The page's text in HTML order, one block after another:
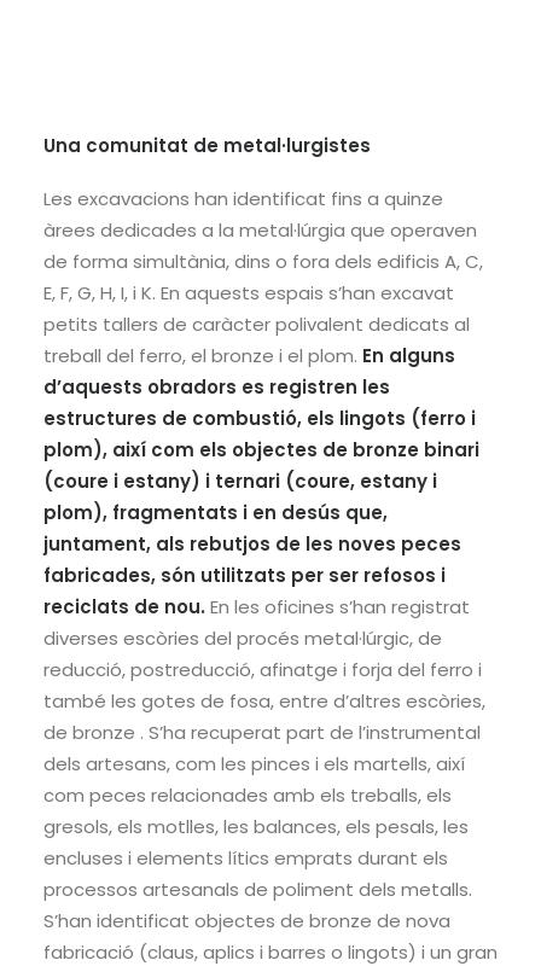
Una comunitat de metal·lurgistes
Les excavacions han identificat fins a quinze
àrees dedicades a la metal·lúrgia que operaven
de forma simultània, dins o fora dels edificis A, C,
E, F, G, H, I, i K. En aquests espais s’han excavat
petits tallers de caràcter polivalent dedicats al
treball del ferro, el bronze i el plom. En alguns
d’aquests obradors es registren les
estructures de combustió, els lingots (ferro i
plom), així com els objectes de bronze binari
(coure i estany) i ternari (coure, estany i
plom), fragmentats i en desús que,
juntament, als rebutjos de les noves peces
fabricades, són utilitzats per ser refosos i
reciclats de nou. En les oficines s’han registrat
diverses escòries del procés metal·lúrgic, de
reducció, postreducció, afinatge i forja del ferro i
també les gotes de fosa, entre d’altres escòries,
de bronze . S’ha recuperat part de l’instrumental
dels artesans, com les pinces i els martells, així
com peces relacionades amb els treballs, els
gresols, els motlles, les balances, els pesals, les
encluses i elements lítics emprats durant els
processos artesanals de poliment dels metalls.
S’han identificat objectes de bronze de nova
fabricació (claus, aplics i barres o lingots) i un gran